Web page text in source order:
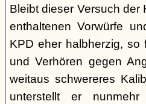
Bleibt dieser Versuch der
enthaltenen Vorwürfe
KPD eher halbherzig, so
und Verhören gegen
weitaus schwereres
unterstellt er